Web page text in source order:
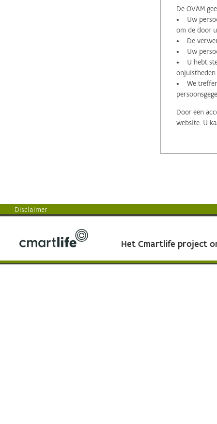
De OVAM
• Uw
om de door
• De
• Uw
• U hebt
onjuistheden
• We treffen
Door een
website. U
Disclaimer
Het Cmartlife project